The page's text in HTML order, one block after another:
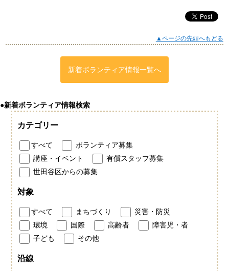
▲ページの先頭へもどる
新着ボランティア情報一覧へ
●新着ボランティア情報検索
カテゴリー
すべて
ボランティア募集
講座・イベント
有償スタッフ募集
世田谷区からの募集
対象
すべて まちづくり
災害・防災
環境
国際 高齢者
障害児・者
子ども
その他
沿線